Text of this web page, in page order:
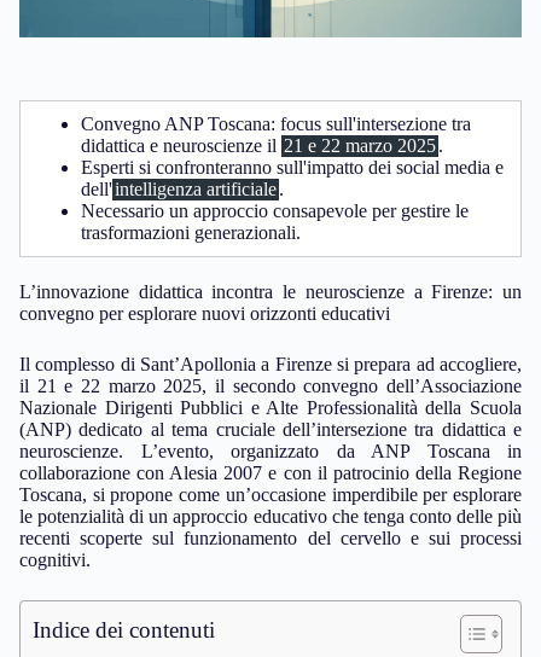
Convegno ANP Toscana: focus sull'intersezione tra
didattica e neuroscienze il 21 e 22 marzo 2025.
Esperti si confronteranno sull'impatto dei social media e
dell'intelligenza artificiale.
Necessario un approccio consapevole per gestire le
trasformazioni generazionali.
L’innovazione didattica incontra le neuroscienze a Firenze: un
convegno per esplorare nuovi orizzonti educativi
Il complesso di Sant’Apollonia a Firenze si prepara ad accogliere,
il 21 e 22 marzo 2025, il secondo convegno dell’Associazione
Nazionale Dirigenti Pubblici e Alte Professionalità della Scuola
(ANP) dedicato al tema cruciale dell’intersezione tra didattica e
neuroscienze. L’evento, organizzato da ANP Toscana in
collaborazione con Alesia 2007 e con il patrocinio della Regione
Toscana, si propone come un’occasione imperdibile per esplorare
le potenzialità di un approccio educativo che tenga conto delle più
recenti scoperte sul funzionamento del cervello e sui processi
cognitivi.
Indice dei contenuti